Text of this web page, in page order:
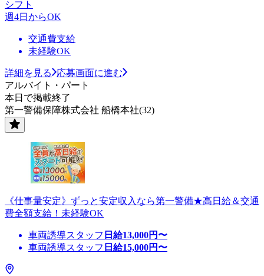
シフト
週4日からOK
交通費支給
未経験OK
詳細を見る
応募画面に進む
アルバイト・パート
本日で掲載終了
第一警備保障株式会社 船橋本社(32)
《仕事量安定》ずっと安定収入なら第一警備★高日給＆交通
費全額支給！未経験OK
車両誘導スタッフ 日給13,000円〜
車両誘導スタッフ 日給15,000円〜